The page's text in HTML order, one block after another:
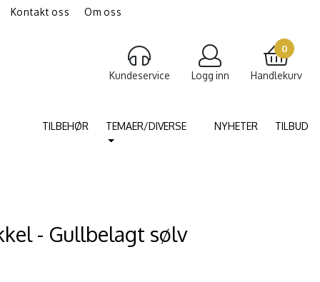
Kontakt oss
Om oss
Kundeservice Logg inn
0
Handlekurv
TILBEHØR TEMAER/DIVERSE NYHETER TILBUD
- Gullbelagt sølv